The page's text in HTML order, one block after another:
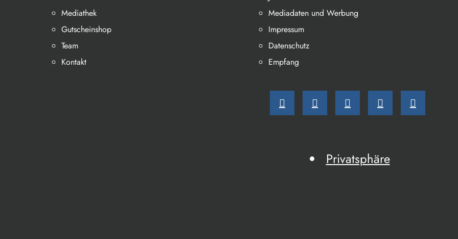
Mediathek
Gutscheinshop
Team
Kontakt
Mediadaten und Werbung
Impressum
Datenschutz
Empfang
Privatsphäre